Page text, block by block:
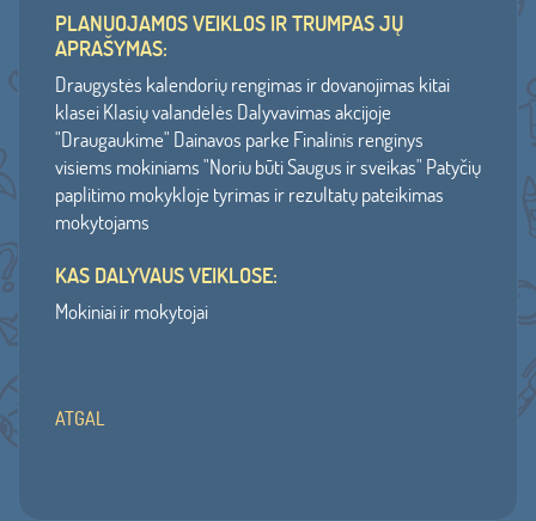
PLANUOJAMOS VEIKLOS IR TRUMPAS JŲ
APRAŠYMAS:
Draugystės kalendorių rengimas ir dovanojimas kitai
klasei Klasių valandėlės Dalyvavimas akcijoje
"Draugaukime" Dainavos parke Finalinis renginys
visiems mokiniams "Noriu būti Saugus ir sveikas" Patyčių
paplitimo mokykloje tyrimas ir rezultatų pateikimas
mokytojams
KAS DALYVAUS VEIKLOSE:
Mokiniai ir mokytojai
ATGAL